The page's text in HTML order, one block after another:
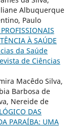
Albuquerque
Paulo
À SAÚDE
da Saúde
de Ciências
Macêdo Silva,
Barbosa de
Nereide de
DAS
PARAÍBA: UMA